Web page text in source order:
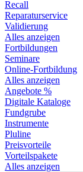
Recall
Reparaturservice
Validierung
Alles anzeigen
Fortbildungen
Seminare
Online-Fortbildung
Alles anzeigen
Angebote %
Digitale Kataloge
Fundgrube
Instrumente
Pluline
Preisvorteile
Vorteilspakete
Alles anzeigen